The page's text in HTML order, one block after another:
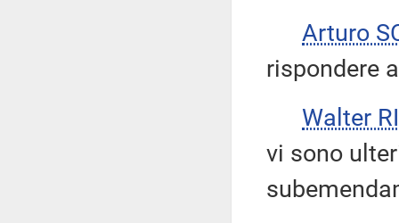
Arturo
rispondere
Walter
vi sono